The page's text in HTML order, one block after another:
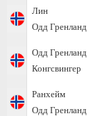
Лин
Одд Гренланд
Одд Гренланд
Конгсвингер
Ранхейм
Одд Гренланд